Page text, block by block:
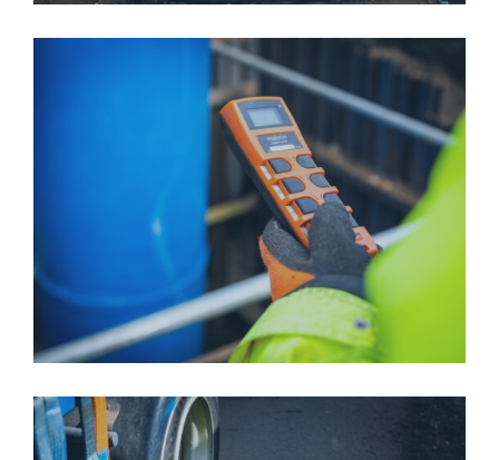
WOMBAT-HLAVNI-01